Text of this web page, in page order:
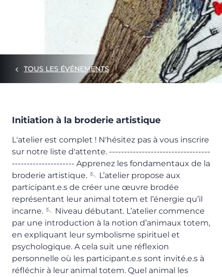
TOUS LES ÉVÉNEMENTS
Initiation à la broderie artistique
L'atelier est complet ! N'hésitez pas à vous inscrire
sur notre liste d'attente. ----------------------------------
--------------------- Apprenez les fondamentaux de la
broderie artistique. 🪡 L’atelier propose aux
participant.e.s de créer une œuvre brodée
représentant leur animal totem et l’énergie qu’il
incarne. 🪡 Niveau débutant. L’atelier commence
par une introduction à la notion d’animaux totem,
en expliquant leur symbolisme spirituel et
psychologique. A cela suit une réflexion
personnelle où les participant.e.s sont invité.e.s à
réfléchir à leur animal totem. Quel animal les